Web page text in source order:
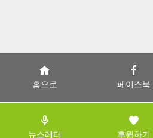
홈으로 페이스북
뉴스레터 후원하기